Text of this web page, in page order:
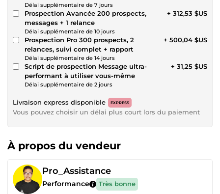
Délai supplémentaire de 7 jours
Prospection Avancée 200 prospects,
messages + 1 relance
Délai supplémentaire de 10 jours
+ 312,53 $US
Prospection Pro 300 prospects, 2
relances, suivi complet + rapport
Délai supplémentaire de 14 jours
+ 500,04 $US
Script de prospection Message ultra-
performant à utiliser vous-même
Délai supplémentaire de 2 jours
+ 31,25 $US
Livraison express disponible EXPRESS
Vous pouvez choisir un délai plus court lors du paiement
À propos du vendeur
Pro_Assistance
Performance Très bonne